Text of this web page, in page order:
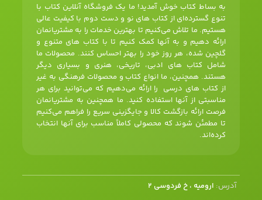
به بساط کتاب خوش آمدید! ما یک فروشگاه آنلاین کتاب با
تنوع گسترده‌ای از کتاب های نو و دست دوم با کیفیت عالی
هستیم. ما تلاش می‌کنیم تا بهترین خدمات را به مشتریانمان
ارائه دهیم و به آنها کمک کنیم تا با کتاب های متنوع و
گلچین شده، هر روز خود را بهتر احساس کنند. محصولات ما
شامل کتاب های ادبی، تاریخی، هنری و بسیاری دیگر
هستند. همچنین، ما انواع کتاب و محصولات فرهنگی به غیر
از کتاب های درسی را ارائه می‌دهیم که می‌توانید برای هر
مناسبتی از آنها استفاده کنید. ما همچنین به مشتریانمان
فرصت ارائه بازگشت کالا و جایگزینی سریع را فراهم می‌کنیم
تا مطمئن شوند که محصولی کاملاً مناسب برای آنها انتخاب
کرده‌اند.
آدرس: ارومیه ، خ فردوسی 2